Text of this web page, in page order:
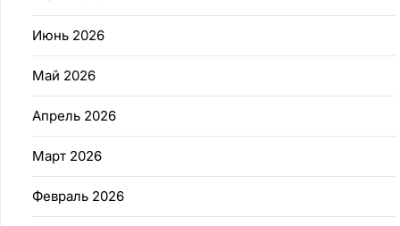
Июнь 2026
Май 2026
Апрель 2026
Март 2026
Февраль 2026